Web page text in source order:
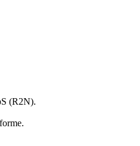
(R2N).